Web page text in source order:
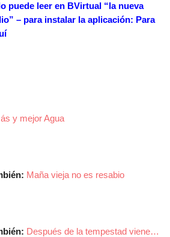
puede leer en BVirtual “la nueva
– para instalar la aplicación: Para
y mejor Agua
Maña vieja no es resabio
Después de la tempestad viene…